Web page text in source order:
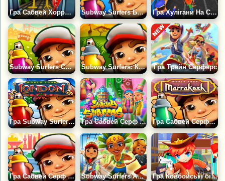
Гра Сабвей Хоррор: Глава 1 Subway Surfers Барселона Гра Хулігани На Скейтах
Subway Surfers Сан-Франциско Subway Surfers: Кенія Гра Трейн Серферс
Гра Subway Surfers Лондон Гра Сабвей Серф Оксфорд Гра Сабвей Серферс Марракеш
Гра Сабвей Серф Шанхай Subway Surfers Аравія Гра Ковбойські бігуни